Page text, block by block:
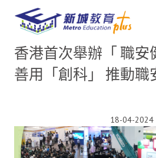
香港首次舉辦「 職安
善用「創科」 推動職
18-04-2024